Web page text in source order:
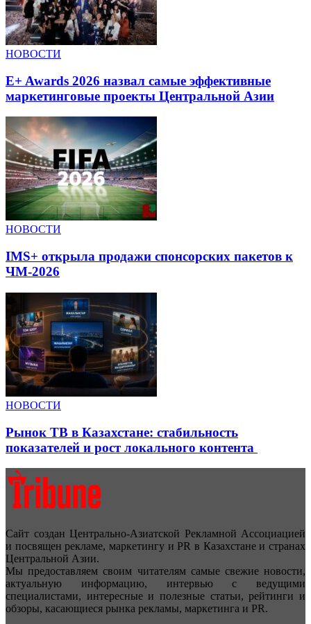
НОВОСТИ
E+ Awards 2026 назвал самые эффективные
маркетинговые проекты Центральной Азии
НОВОСТИ
IMS+ открыла продажи спонсорских пакетов к
ЧМ-2026
НОВОСТИ
Рынок ТВ в Казахстане: стабильность
показателей и рост локального контента
Сайт создан Центрально-Азиатской Рекламной Ассоциацией
и посвящен рекламе, маркетингу и PR в Казахстане и странах
Центральной Азии.
Мы предоставляем своим читателям самые свежие новости,
актуальную информацию, интервью с ведущими
специалистами, интересные и полезные статьи, рейтинги и
обзоры, касающиеся рынка рекламы, маркетинга и PR.